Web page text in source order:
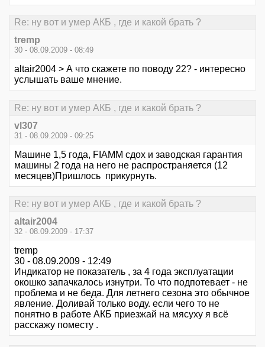
Re: ну вот и умер АКБ , где и какой брать ?
tremp
30 - 08.09.2009 - 08:49
altair2004 > А что скажете по поводу 22? - интересно
услышать ваше мнение.
Re: ну вот и умер АКБ , где и какой брать ?
vl307
31 - 08.09.2009 - 09:25
Машине 1,5 года, FIAMM сдох и заводская гарантия
машины 2 года на него не распространяется (12
месяцев)Пришлось прикурнуть.
Re: ну вот и умер АКБ , где и какой брать ?
altair2004
32 - 08.09.2009 - 17:37
tremp
30 - 08.09.2009 - 12:49
Индикатор не показатель , за 4 года эксплуатации
окошко запачкалось изнутри. То что подпотевает - не
проблема и не беда. Для летнего сезона это обычное
явление. Доливай только воду. если чего то не
понятно в работе АКБ приезжай на мясуху я всё
расскажу поместу .